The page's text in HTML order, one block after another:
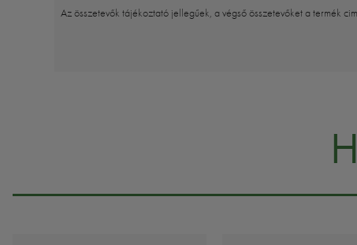
Az összetevők tájékoztató jellegűek, a végső összetevőket a termék